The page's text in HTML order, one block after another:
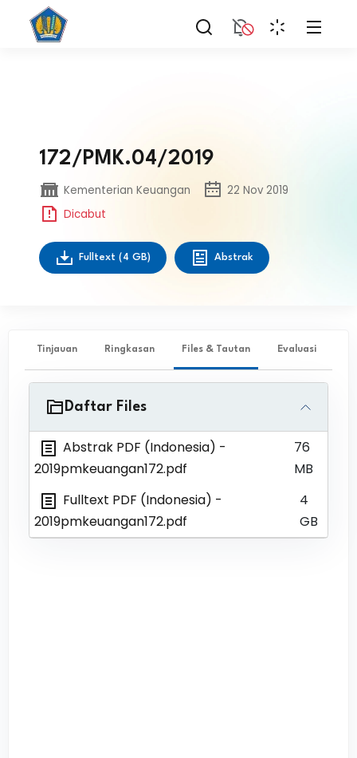
172/PMK.04/2019
Kementerian Keuangan
22 Nov 2019
Dicabut
Fulltext (4 GB) Abstrak
Tinjauan Ringkasan Files & Tautan Evaluasi
Daftar Files
Abstrak PDF (Indonesia) -
2019pmkeuangan172.pdf
76
MB
Fulltext PDF (Indonesia) -
2019pmkeuangan172.pdf
4
GB